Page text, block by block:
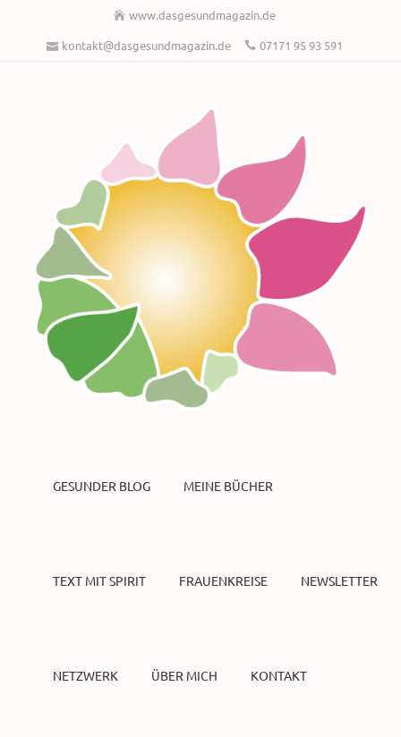
www.dasgesundmagazin.de
kontakt@dasgesundmagazin.de
07171 95 93 591
GESUNDER BLOG MEINE BÜCHER
TEXT MIT SPIRIT FRAUENKREISE NEWSLETTER
NETZWERK ÜBER MICH KONTAKT